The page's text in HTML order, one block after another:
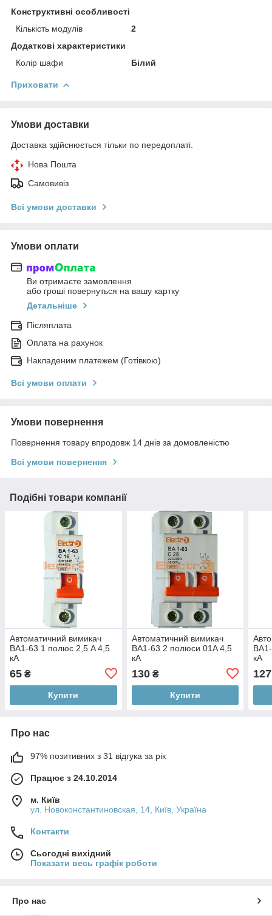
Конструктивні особливості
Кількість модулів
2
Додаткові характеристики
Колір шафи
Білий
Приховати
Умови доставки
Доставка здійснюється тільки по передоплаті.
Нова Пошта
Самовивіз
Всі умови доставки
Умови оплати
Ви отримаєте замовлення
або гроші повернуться на вашу картку
Детальніше
Післяплата
Оплата на рахунок
Накладеним платежем (Готівкою)
Всі умови оплати
Умови повернення
Повернення товару впродовж 14 днів за домовленістю
Всі умови повернення
Подібні товари компанії
Автоматичний вимикач
ВА1-63 1 полюс 2,5 A 4,5
кА
65 ₴
Купити
Автоматичний вимикач
ВА1-63 2 полюси 01A 4,5
кА
130₴
Купити
кА
127
Про нас
97% позитивних з 31 відгука за рік
Працює з 24.10.2014
м. Київ
ул. Новоконстантиновская, 14, Київ, Україна
Контакти
Сьогодні вихідний
Показати весь графік роботи
Про нас